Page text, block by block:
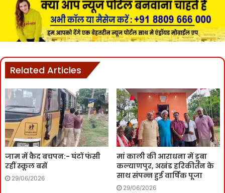
Related Articles
जाम में कैद बचपन:- घंटों फंसी
रहीं स्कूल बसें
29/06/2026
मां काली की आराधना में डूबा
कल्याणपुर, अखंड हरिकीर्तन के
साथ संपन्न हुई वार्षिक पूजा
29/06/2026